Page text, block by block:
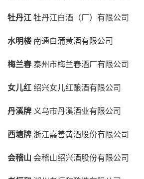
牡丹江 牡丹江白酒（厂）有限公司
水明楼 南通白蒲黄酒有限公司
梅兰春泰州市梅兰春酒厂有限公司
女儿红 绍兴女儿红酿酒有限公司
丹溪牌 义乌市丹溪酒业有限公司
西塘牌 浙江嘉善黄酒股份有限公司
会稽山 会稽山绍兴酒股份有限公司